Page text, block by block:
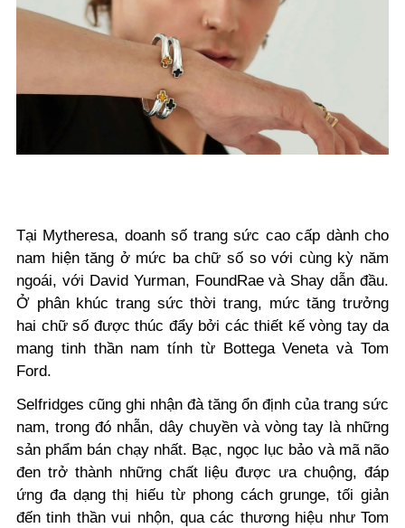
Tại Mytheresa, doanh số trang sức cao cấp dành cho
nam hiện tăng ở mức ba chữ số so với cùng kỳ năm
ngoái, với David Yurman, FoundRae và Shay dẫn đầu.
Ở phân khúc trang sức thời trang, mức tăng trưởng
hai chữ số được thúc đẩy bởi các thiết kế vòng tay da
mang tinh thần nam tính từ Bottega Veneta và Tom
Ford.
Selfridges cũng ghi nhận đà tăng ổn định của trang sức
nam, trong đó nhẫn, dây chuyền và vòng tay là những
sản phẩm bán chạy nhất. Bạc, ngọc lục bảo và mã não
đen trở thành những chất liệu được ưa chuộng, đáp
ứng đa dạng thị hiếu từ phong cách grunge, tối giản
đến tinh thần vui nhộn, qua các thương hiệu như Tom